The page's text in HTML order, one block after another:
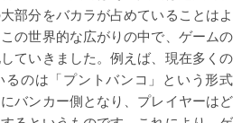
部分をバカラが占めていることはよ
の世界的な広がりの中で、ゲームの
ていきました。例えば、現在多くの
るのは「プントバンコ」という形式
バンカー側となり、プレイヤーはど